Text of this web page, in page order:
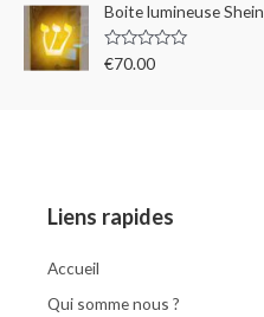
Boite lumineuse Shein
R
f
5
€70.00
Liens rapides
Accueil
Qui somme nous ?